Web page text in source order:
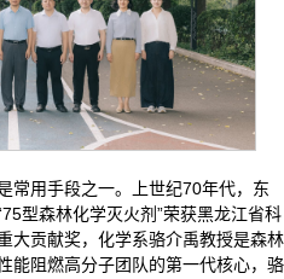
常用手段之一。上世纪70年代，东
型森林化学灭火剂”荣获黑龙江省科
大贡献奖，化学系骆介禹教授是森林
能阻燃高分子团队的第一代核心，骆